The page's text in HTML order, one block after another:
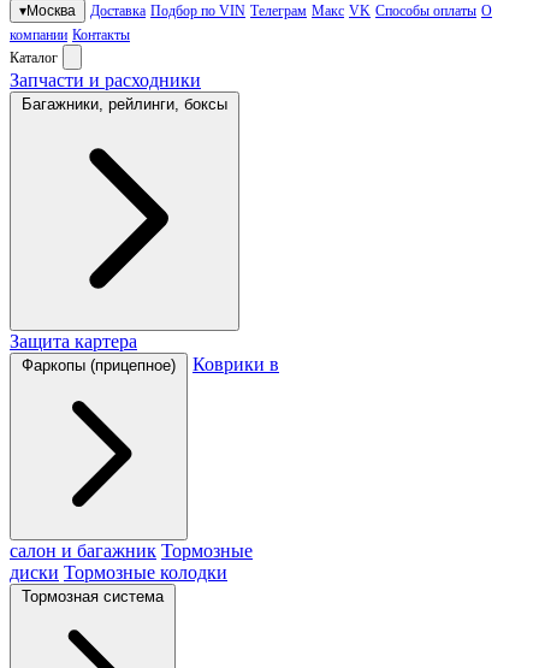
▾Москва Доставка Подбор по VIN Телеграм Макс VK Способы оплаты О
компании Контакты
Каталог
Запчасти и расходники
Багажники, рейлинги, боксы
Защита картера
Фаркопы (прицепное) Коврики в
салон и багажник Тормозные
диски Тормозные колодки
Тормозная система